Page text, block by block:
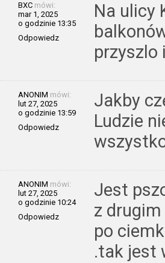
BXC mówi:
mar 1, 2025
o godzinie 13:35
Odpowiedz
Na ulicy
przyszlo
ANONIM mówi:
lut 27, 2025
o godzinie 13:59
Odpowiedz
Jakby
Ludzie
ANONIM mówi:
lut 27, 2025
o godzinie 10:24
Odpowiedz
Jest
z
po
.tak jest